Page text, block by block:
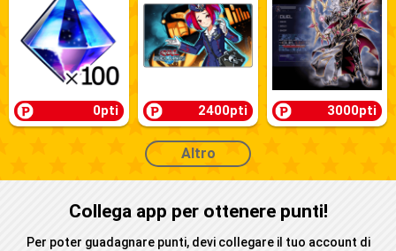
0pti 2400pti 3000pti
Altro
Collega app per ottenere punti!
Per poter guadagnare punti, devi collegare il tuo account di